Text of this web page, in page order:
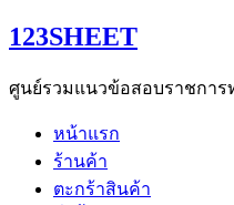
Skip
to
123SHEET
ศูนย์รวมแนวข้อสอบราชการ
หน้าแรก
ร้านค้า
ตะกร้าสินค้า